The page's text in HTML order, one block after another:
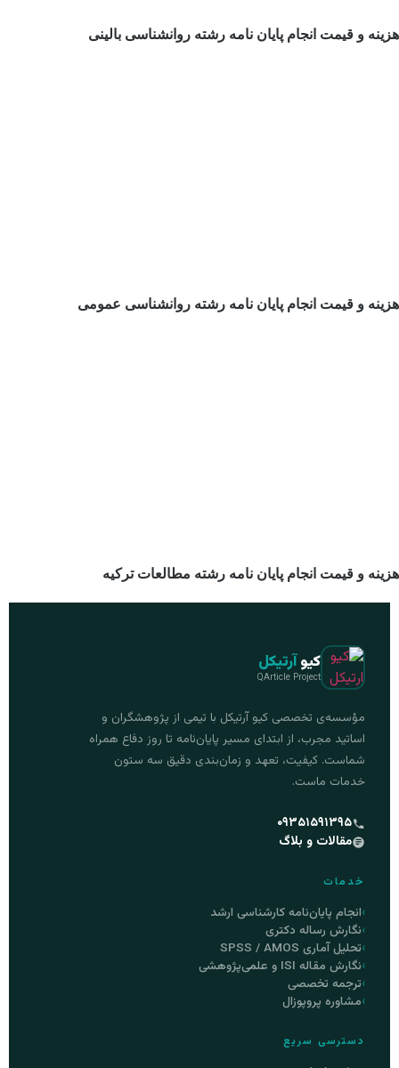
هزینه و قیمت انجام پایان نامه رشته روانشناسی بالینی
هزینه و قیمت انجام پایان نامه رشته روانشناسی عمومی
هزینه و قیمت انجام پایان نامه رشته مطالعات ترکیه
کیوآرتیکل
QArticle Project
مؤسسه‌ی تخصصی کیو آرتیکل با تیمی از پژوهشگران و
اساتید مجرب، از ابتدای مسیر پایان‌نامه تا روز دفاع همراه
شماست. کیفیت، تعهد و زمان‌بندی دقیق سه ستون
خدمات ماست.
۰۹۳۵۱۵۹۱۳۹۵
مقالات و بلاگ
خدمات
انجام پایان‌نامه کارشناسی ارشد
نگارش رساله دکتری
تحلیل آماری SPSS / AMOS
نگارش مقاله ISI و علمی‌پژوهشی
ترجمه تخصصی
مشاوره پروپوزال
دسترسی سریع